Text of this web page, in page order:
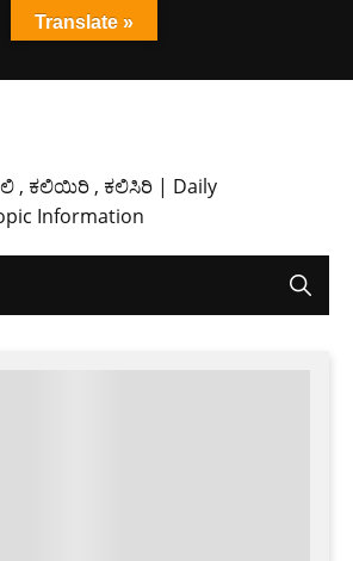
, ಕಲಿಯಿರಿ , ಕಲಿಸಿರಿ | Daily
Information
Translate »